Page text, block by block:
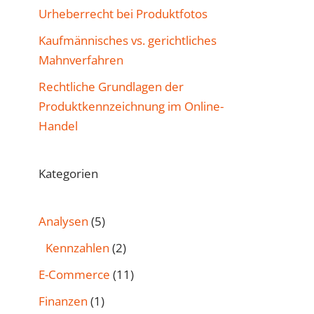
Urheberrecht bei Produktfotos
Kaufmännisches vs. gerichtliches
Mahnverfahren
Rechtliche Grundlagen der
Produktkennzeichnung im Online-
Handel
Kategorien
Analysen (5)
Kennzahlen (2)
E-Commerce (11)
Finanzen (1)